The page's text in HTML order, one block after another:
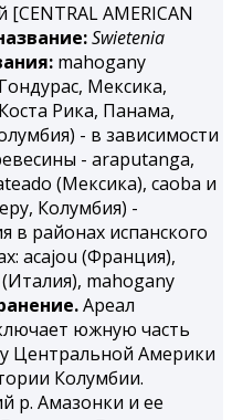
AMERICAN
Swietenia
mahogany
Мексика,
Рика, Панама,
- в зависимости
- araputanga,
(Мексика), саоbа и
Колумбия) -
в районах испанского
acajou (Франция),
mahogany
Ареал
южную часть
Центральной Америки
Колумбии.
р. Амазонки и ее